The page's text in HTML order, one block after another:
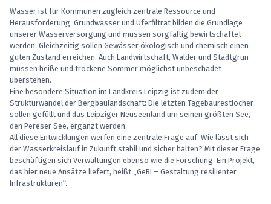
Wasser ist für Kommunen zugleich zentrale Ressource und
Herausforderung. Grundwasser und Uferfiltrat bilden die Grundlage
unserer Wasserversorgung und müssen sorgfältig bewirtschaftet
werden. Gleichzeitig sollen Gewässer ökologisch und chemisch einen
guten Zustand erreichen. Auch Landwirtschaft, Wälder und Stadtgrün
müssen heiße und trockene Sommer möglichst unbeschadet
überstehen.
Eine besondere Situation im Landkreis Leipzig ist zudem der
Strukturwandel der Bergbaulandschaft: Die letzten Tagebaurestlöcher
sollen gefüllt und das Leipziger Neuseenland um seinen größten See,
den Pereser See, ergänzt werden.
All diese Entwicklungen werfen eine zentrale Frage auf: Wie lässt sich
der Wasserkreislauf in Zukunft stabil und sicher halten? Mit dieser Frage
beschäftigen sich Verwaltungen ebenso wie die Forschung. Ein Projekt,
das hier neue Ansätze liefert, heißt „GeRI – Gestaltung resilienter
Infrastrukturen“.